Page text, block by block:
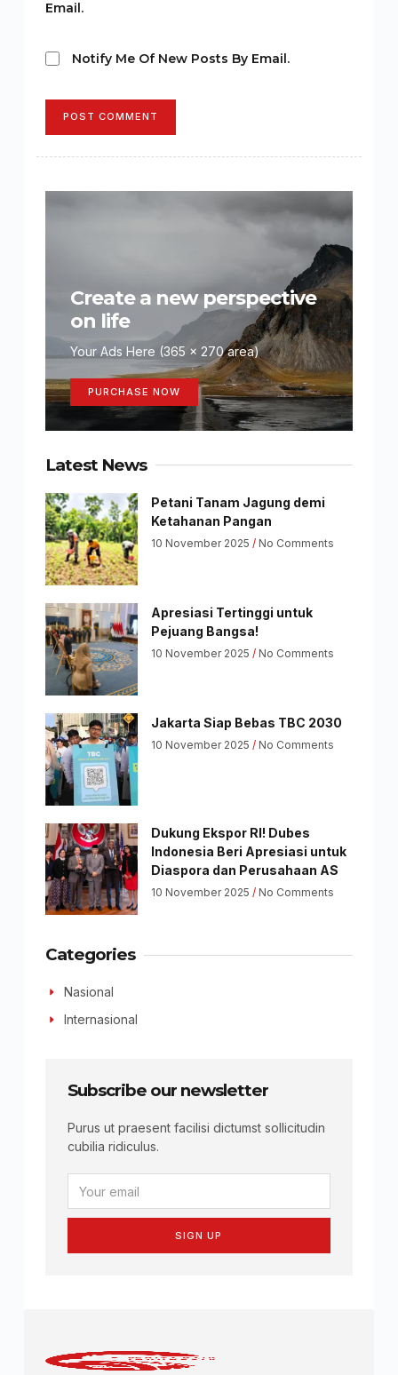
Email.
Notify Me Of New Posts By Email.
POST COMMENT
Create a new perspective
on life
Your Ads Here (365 x 270 area)
PURCHASE NOW
Latest News
Petani Tanam Jagung demi
Ketahanan Pangan
10 November 2025 No Comments
Apresiasi Tertinggi untuk
Pejuang Bangsa!
10 November 2025 No Comments
Jakarta Siap Bebas TBC 2030
10 November 2025 No Comments
Dukung Ekspor RI! Dubes
Indonesia Beri Apresiasi untuk
Diaspora dan Perusahaan AS
10 November 2025 No Comments
Categories
Nasional
Internasional
Subscribe our newsletter
Purus ut praesent facilisi dictumst sollicitudin
cubilia ridiculus.
SIGN UP